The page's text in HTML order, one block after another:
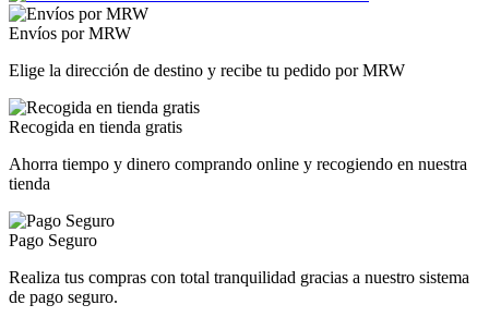
Envíos por MRW
Elige la dirección de destino y recibe tu pedido por MRW
Recogida en tienda gratis
Ahorra tiempo y dinero comprando online y recogiendo en nuestra
tienda
Pago Seguro
Realiza tus compras con total tranquilidad gracias a nuestro sistema
de pago seguro.